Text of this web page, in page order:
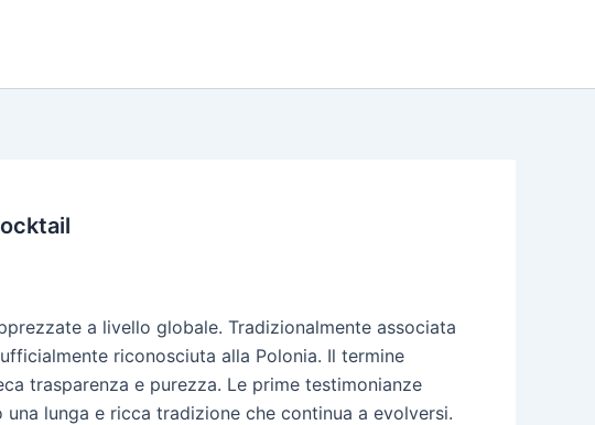
a livello globale. Tradizionalmente associata
riconosciuta alla Polonia. Il termine
trasparenza e purezza. Le prime testimonianze
lunga e ricca tradizione che continua a evolversi.